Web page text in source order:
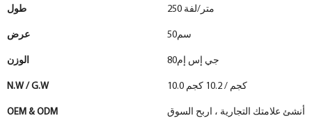
طول 250 متر/لفة
عرض سم50
الوزن جي إس إم80
N.W / G.W 10.0 كجم / 10.2 كجم
OEM & ODM أنشئ علامتك التجارية ، اربح السوق